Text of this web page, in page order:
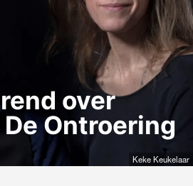
Keke Keukelaar
over
Ontroering